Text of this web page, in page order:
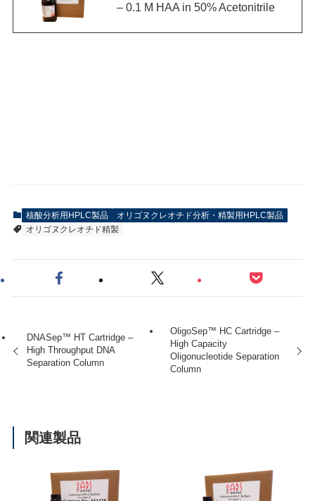
– 0.1 M HAA in 50% Acetonitrile
核酸分析用HPLC製品
オリゴヌクレオチド分析・精製用HPLC製品
オリゴヌクレオチド精製
DNASep™ HT Cartridge –
High Throughput DNA
Separation Column
OligoSep™ HC Cartridge –
High Capacity
Oligonucleotide Separation
Column
関連製品